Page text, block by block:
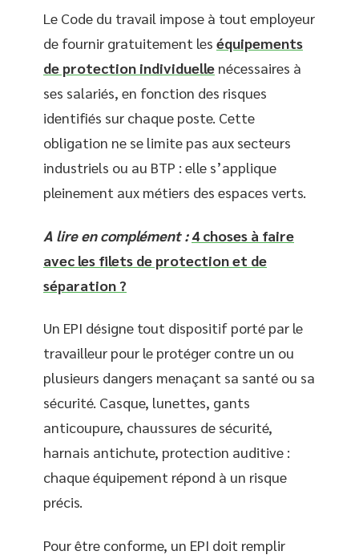
Le Code du travail impose à tout employeur
de fournir gratuitement les équipements
de protection individuelle nécessaires à
ses salariés, en fonction des risques
identifiés sur chaque poste. Cette
obligation ne se limite pas aux secteurs
industriels ou au BTP : elle s’applique
pleinement aux métiers des espaces verts.
A lire en complément : 4 choses à faire
avec les filets de protection et de
séparation ?
Un EPI désigne tout dispositif porté par le
travailleur pour le protéger contre un ou
plusieurs dangers menaçant sa santé ou sa
sécurité. Casque, lunettes, gants
anticoupure, chaussures de sécurité,
harnais antichute, protection auditive :
chaque équipement répond à un risque
précis.
Pour être conforme, un EPI doit remplir